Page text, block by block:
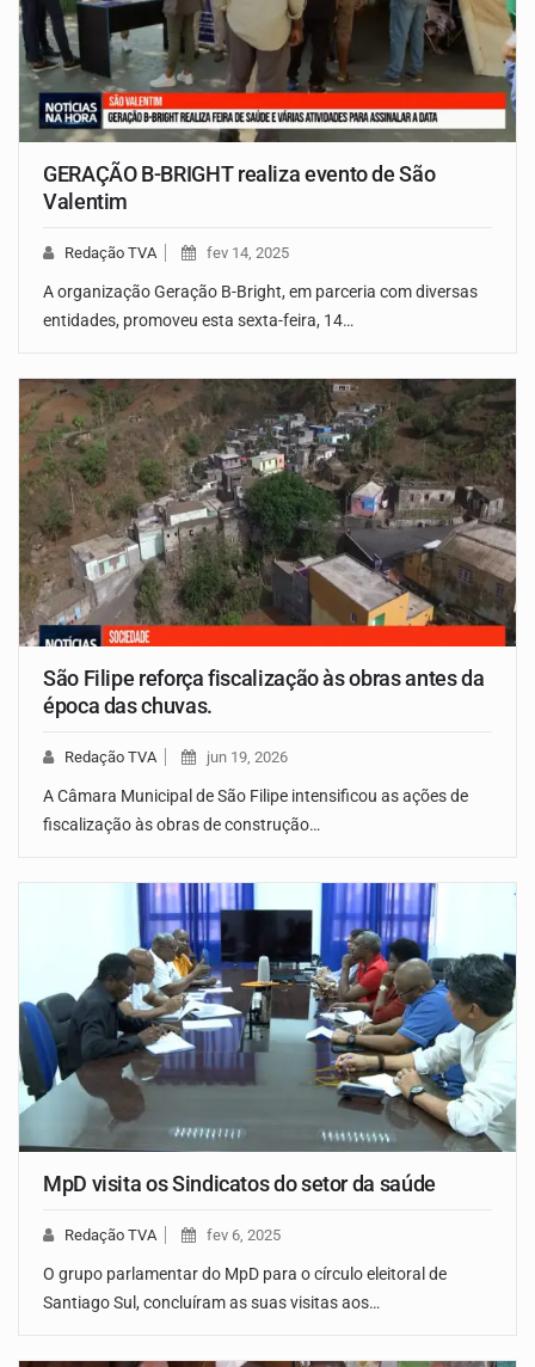
GERAÇÃO B-BRIGHT realiza evento de São
Valentim
Redação TVA fev 14, 2025
A organização Geração B-Bright, em parceria com diversas
entidades, promoveu esta sexta-feira, 14…
São Filipe reforça fiscalização às obras antes da
época das chuvas.
Redação TVA jun 19, 2026
A Câmara Municipal de São Filipe intensificou as ações de
fiscalização às obras de construção…
MpD visita os Sindicatos do setor da saúde
Redação TVA fev 6, 2025
O grupo parlamentar do MpD para o círculo eleitoral de
Santiago Sul, concluíram as suas visitas aos…